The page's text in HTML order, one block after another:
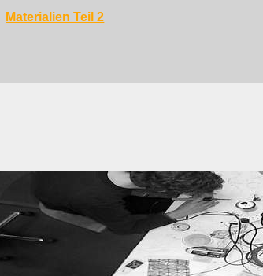
Materialien Teil 2